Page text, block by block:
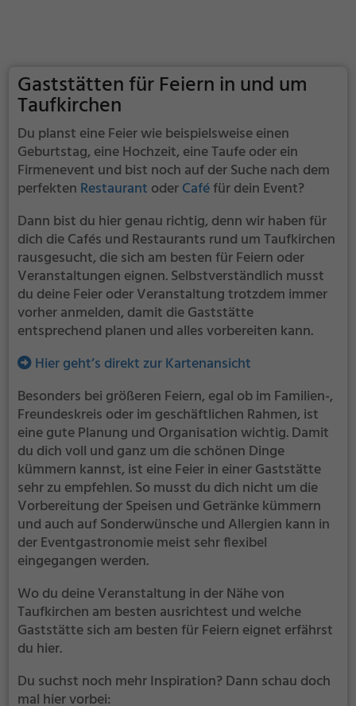
Gaststätten für Feiern in und um
Taufkirchen
Du planst eine Feier wie beispielsweise einen
Geburtstag, eine Hochzeit, eine Taufe oder ein
Firmenevent und bist noch auf der Suche nach dem
perfekten Restaurant oderCaféfür dein Event?
Dann bist du hier genau richtig, denn wir haben für
dich die Cafés und Restaurants rund um Taufkirchen
rausgesucht, die sich am besten für Feiern oder
Veranstaltungen eignen. Selbstverständlich musst
du deine Feier oder Veranstaltung trotzdem immer
vorher anmelden, damit die Gaststätte
entsprechend planen und alles vorbereiten kann.
Hier geht’s direkt zur Kartenansicht
Besonders bei größeren Feiern, egal ob im Familien-,
Freundeskreis oder im geschäftlichen Rahmen, ist
eine gute Planung und Organisation wichtig. Damit
du dich voll und ganz um die schönen Dinge
kümmern kannst, ist eine Feier in einer Gaststätte
sehr zu empfehlen. So musst du dich nicht um die
Vorbereitung der Speisen und Getränke kümmern
und auch auf Sonderwünsche und Allergien kann in
der Eventgastronomie meist sehr flexibel
eingegangen werden.
Wo du deine Veranstaltung in der Nähe von
Taufkirchen am besten ausrichtest und welche
Gaststätte sich am besten für Feiern eignet erfährst
du hier.
Du suchst noch mehr Inspiration? Dann schau doch
mal hier vorbei: